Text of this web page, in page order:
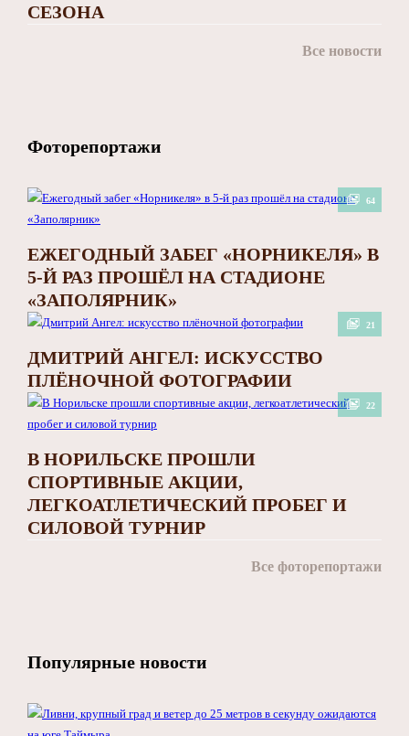
СЕЗОНА
Все новости
Фоторепортажи
64
ЕЖЕГОДНЫЙ ЗАБЕГ «НОРНИКЕЛЯ» В
5-Й РАЗ ПРОШЁЛ НА СТАДИОНЕ
«ЗАПОЛЯРНИК»
21
ДМИТРИЙ АНГЕЛ: ИСКУССТВО
ПЛЁНОЧНОЙ ФОТОГРАФИИ
22
В НОРИЛЬСКЕ ПРОШЛИ
СПОРТИВНЫЕ АКЦИИ,
ЛЕГКОАТЛЕТИЧЕСКИЙ ПРОБЕГ И
СИЛОВОЙ ТУРНИР
Все фоторепортажи
Популярные новости